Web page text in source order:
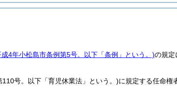
成4年小松島市条例第5号。以下「条例」という。)の規定
号。以下「育児休業法」という。)に規定する任命権